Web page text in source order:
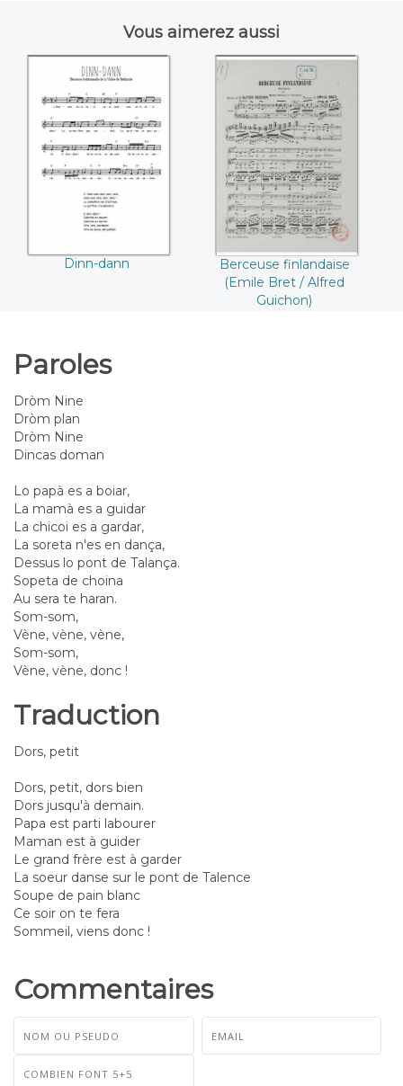
Vous aimerez aussi
Dinn-dann
Dinn-dann
Berceuse
finlandaise (Emile
Bret / Alfred
Guichon)
Berceuse finlandaise
(Emile Bret / Alfred
Guichon)
Paroles
Dròm Nine
Dròm plan
Dròm Nine
Dincas doman
Lo papà es a boiar,
La mamà es a guidar
La chicoi es a gardar,
La soreta n'es en dança,
Dessus lo pont de Talança.
Sopeta de choina
Au sera te haran.
Som-som,
Vène, vène, vène,
Som-som,
Vène, vène, donc !
Traduction
Dors, petit
Dors, petit, dors bien
Dors jusqu'à demain.
Papa est parti labourer
Maman est à guider
Le grand frère est à garder
La soeur danse sur le pont de Talence
Soupe de pain blanc
Ce soir on te fera
Sommeil, viens donc !
Commentaires